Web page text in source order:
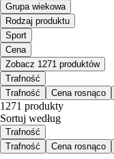
Grupa wiekowa
Rodzaj produktu
Sport
Cena
Zobacz 1271 produktów
Trafność
Trafność
Cena rosnąco
1271 produkty
Sortuj według
Trafność
Trafność
Cena rosnąco